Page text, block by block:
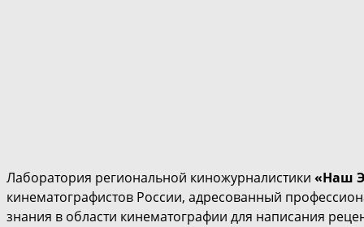
Лаборатория региональной киножурналистики «Наш
кинематографистов России, адресованный
знания в области кинематографии для написания